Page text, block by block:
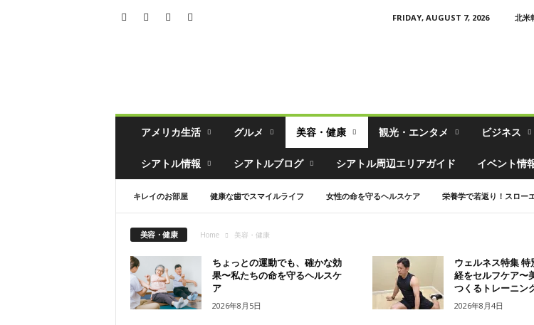
FRIDAY, AUGUST 7, 2026 北米
イ
アメリカ生活 グルメ 美容・健康 観光・エンタメ ビジネス
シアトル情報 シアトルブログ シアトル周辺エリアガイド イベント情
キレイのお部屋 健康な歯でスマイルライフ 女性の命を守るヘルスケア 栄養学で若返り！スロー
美容・健康 Home 美容・健康
ちょっとの運動でも、確かな効
果〜私たちの命を守るヘルスケ
ア
2026年8月5日
ウェルネス特集
経をセルフケア〜
つくるトレーニン
2026年8月4日